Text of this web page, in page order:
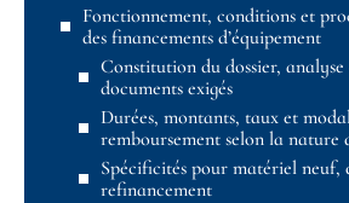
Fonctionnement, conditions et
des financements d’équipement
Constitution du dossier,
documents exigés
Durées, montants, taux et
remboursement selon la nature
Spécificités pour matériel neuf,
refinancement